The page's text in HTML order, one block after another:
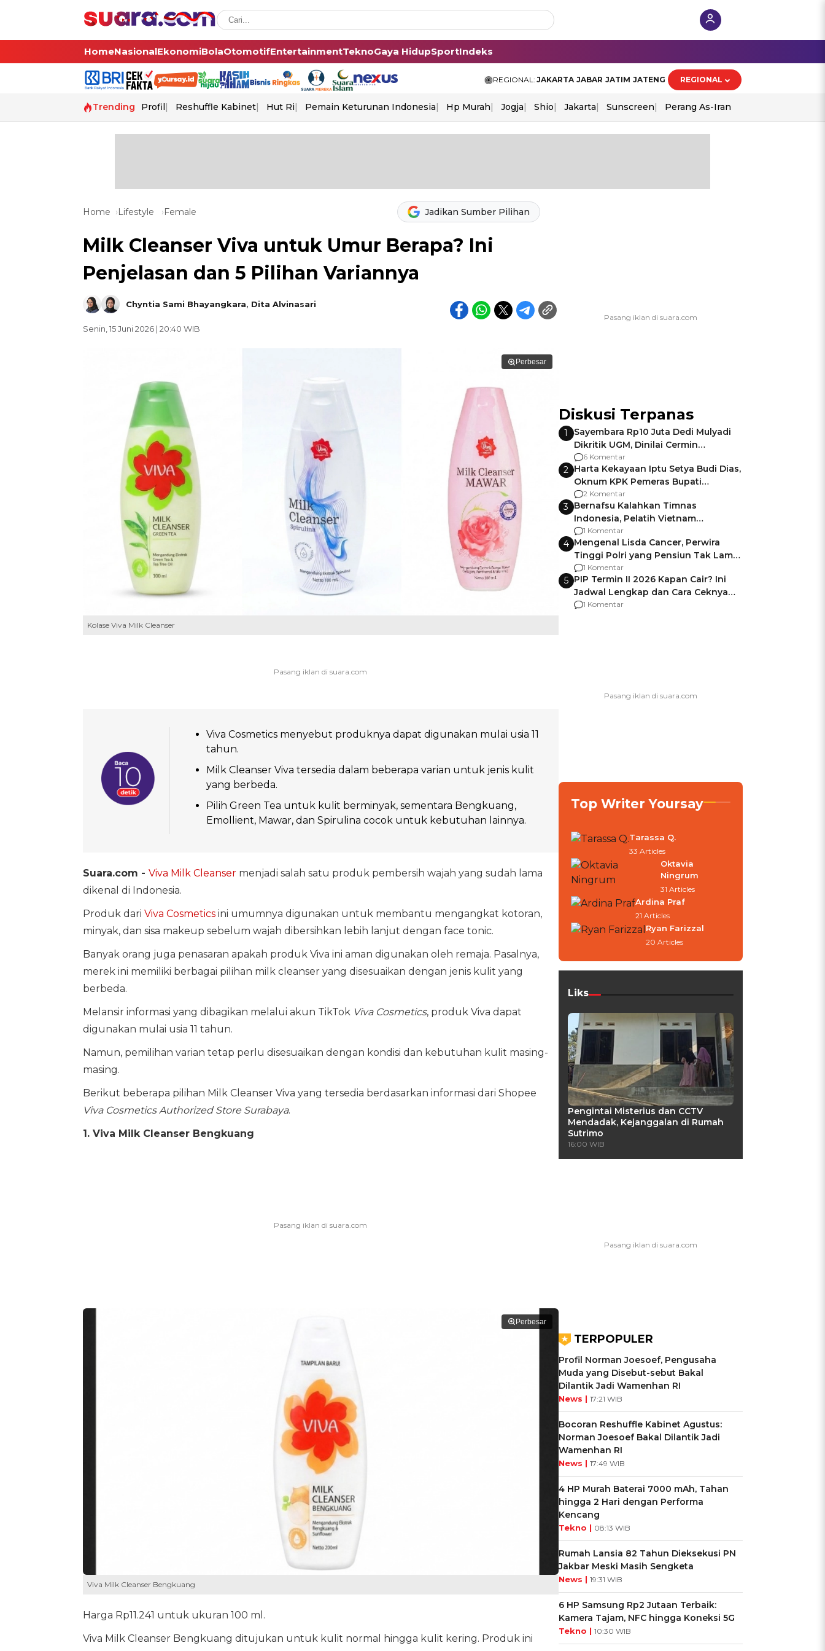
HomeNasionalEkonomiBolaOtomotifEntertainmentTeknoGaya HidupSportIndeks
REGIONAL: JAKARTA JABAR JATIM JATENG REGIONAL
Trending Profil Reshuffle Kabinet Hut Ri Pemain Keturunan Indonesia Hp Murah Jogja Shio Jakarta Sunscreen Perang As-Iran
Home Lifestyle Female Jadikan Sumber Pilihan
Milk Cleanser Viva untuk Umur Berapa? Ini
Penjelasan dan 5 Pilihan Variannya
Chyntia Sami Bhayangkara, Dita Alvinasari
Senin, 15 Juni 2026 | 20:40 WIB
Perbesar
Kolase Viva Milk Cleanser
Viva Cosmetics menyebut produknya dapat digunakan mulai usia 11
tahun.
Milk Cleanser Viva tersedia dalam beberapa varian untuk jenis kulit
yang berbeda.
Pilih Green Tea untuk kulit berminyak, sementara Bengkuang,
Emollient, Mawar, dan Spirulina cocok untuk kebutuhan lainnya.
Suara.com - Viva Milk Cleansermenjadi salah satu produk pembersih wajah yang sudah lama
dikenal di Indonesia.
Produk dari Viva Cosmeticsini umumnya digunakan untuk membantu mengangkat kotoran,
minyak, dan sisa makeup sebelum wajah dibersihkan lebih lanjut dengan face tonic.
Banyak orang juga penasaran apakah produk Viva ini aman digunakan oleh remaja. Pasalnya,
merek ini memiliki berbagai pilihan milk cleanser yang disesuaikan dengan jenis kulit yang
berbeda.
Melansir informasi yang dibagikan melalui akun TikTok Viva Cosmetics, produk Viva dapat
digunakan mulai usia 11 tahun.
Namun, pemilihan varian tetap perlu disesuaikan dengan kondisi dan kebutuhan kulit masing-
masing.
Berikut beberapa pilihan Milk Cleanser Viva yang tersedia berdasarkan informasi dari Shopee
Viva Cosmetics Authorized Store Surabaya.
1. Viva Milk Cleanser Bengkuang
Perbesar
Viva Milk Cleanser Bengkuang
Harga Rp11.241 untuk ukuran 100 ml.
Viva Milk Cleanser Bengkuang ditujukan untuk kulit normal hingga kulit kering. Produk ini
Diskusi Terpanas
1
Sayembara Rp10 Juta Dedi Mulyadi
Dikritik UGM, Dinilai Cermin
Gagalnya Negara Jamin Keamanan
6 Komentar
2 Harta Kekayaan Iptu Setya Budi Dias,
Oknum KPK Pemeras Bupati
Pemalang
2 Komentar
3 Bernafsu Kalahkan Timnas
Indonesia, Pelatih Vietnam
Berencana Pakai Jimat di Pakansari
1 Komentar
4 Mengenal Lisda Cancer, Perwira
Tinggi Polri yang Pensiun Tak Lama
Usai Jadi Brigjen
1 Komentar
5 PIP Termin II 2026 Kapan Cair? Ini
Jadwal Lengkap dan Cara Ceknya
agar Dana Tidak Hangus!
1 Komentar
Top Writer Yoursay
Tarassa Q.
33 Articles
Oktavia
Ningrum
31 Articles
Ardina Praf
21 Articles
Ryan Farizzal
20 Articles
Liks
Pengintai Misterius dan CCTV
Mendadak, Kejanggalan di Rumah
Sutrimo
16:00 WIB
TERPOPULER
Profil Norman Joesoef, Pengusaha
Muda yang Disebut-sebut Bakal
Dilantik Jadi Wamenhan RI
News | 17:21 WIB
Bocoran Reshuffle Kabinet Agustus:
Norman Joesoef Bakal Dilantik Jadi
Wamenhan RI
News | 17:49 WIB
4 HP Murah Baterai 7000 mAh, Tahan
hingga 2 Hari dengan Performa
Kencang
Tekno | 08:13 WIB
Rumah Lansia 82 Tahun Dieksekusi PN
Jakbar Meski Masih Sengketa
News | 19:31 WIB
6 HP Samsung Rp2 Jutaan Terbaik:
Kamera Tajam, NFC hingga Koneksi 5G
Tekno | 10:30 WIB